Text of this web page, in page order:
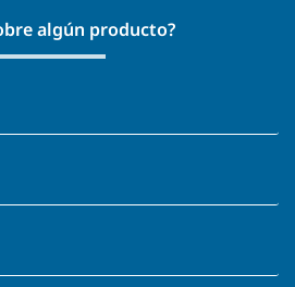
algún producto?